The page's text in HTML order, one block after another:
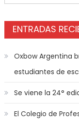
ENTRADAS
Oxbow Argentina
estudiantes de
Se viene la 24°
El Colegio de